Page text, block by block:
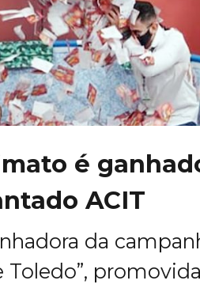
é
ACIT
da
Toledo”,